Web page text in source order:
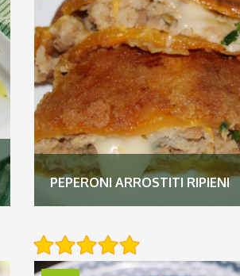
PEPERONI ARROSTITI RIPIENI